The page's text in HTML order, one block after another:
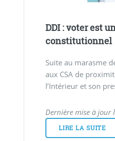
DDI : voter est
constitutionnel
Suite au marasme
aux CSA de
l’Intérieur et son
Dernière mise à jour
LIRE LA SUITE